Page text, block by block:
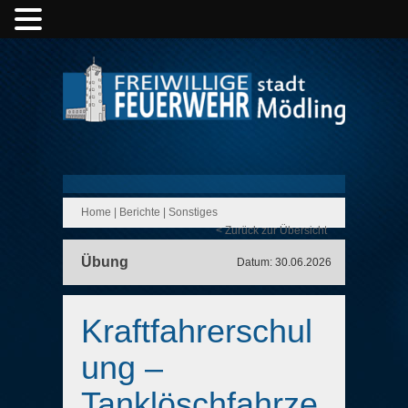
Home Berichte
Sonstiges
< Zurück zur Übersicht
Übung Datum: 30.06.2026
Kraftfahrerschul
ung –